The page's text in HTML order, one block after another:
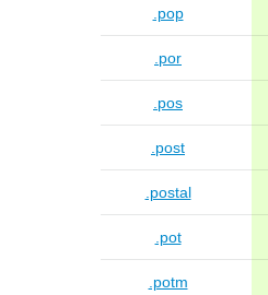
.pop
.por
.pos
.post
.postal
.pot
.potm